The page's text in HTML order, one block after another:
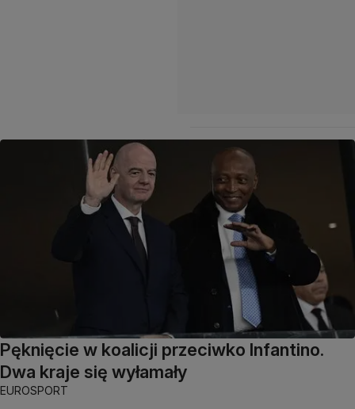
Pęknięcie w koalicji przeciwko Infantino.
Dwa kraje się wyłamały
EUROSPORT